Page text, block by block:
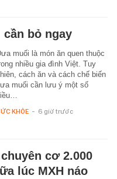
bỏ ngay
muối là món ăn quen thuộc
nhiều gia đình Việt. Tuy
cách ăn và cách chế biến
muối cần lưu ý một số
KHỎE - 6 giờ trước
cơ 2.000
lúc MXH náo